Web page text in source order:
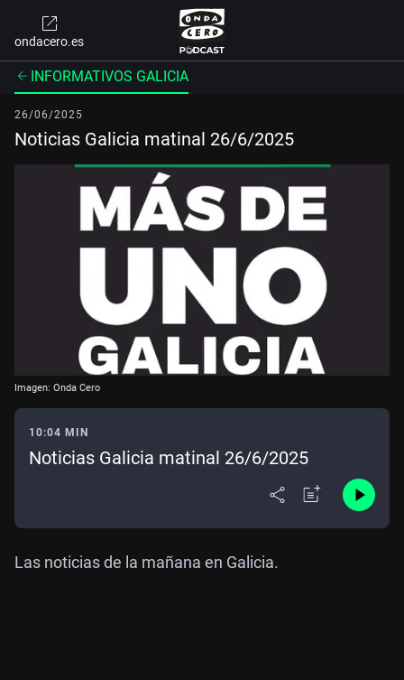
ondacero.es
INFORMATIVOS GALICIA
26/06/2025
Noticias Galicia matinal 26/6/2025
Imagen: Onda Cero
10:04 MIN
Noticias Galicia matinal 26/6/2025
Las noticias de la mañana en Galicia.